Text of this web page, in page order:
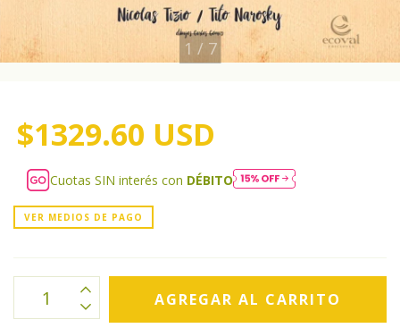
1 / 7
$1329.60 USD
Cuotas SIN interés con DÉBITO
VER MEDIOS DE PAGO